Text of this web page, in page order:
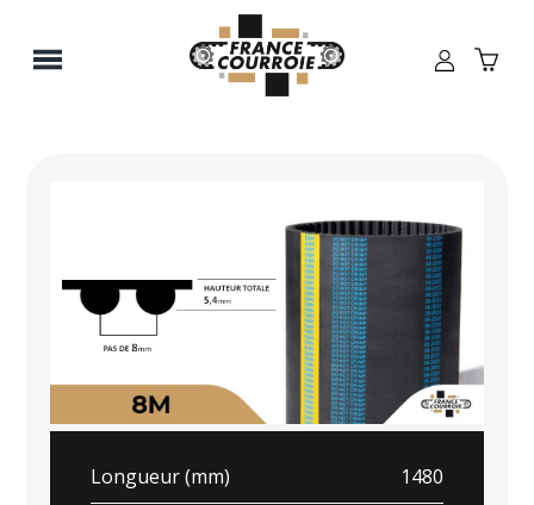
Longueur (mm) 1480
Panneau de gestion des cookies